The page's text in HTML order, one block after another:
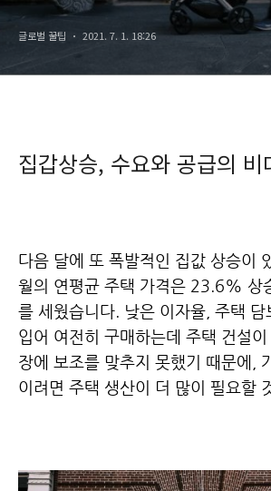
글로벌 꿀팁 2021. 7. 1. 18:26
집갑상승, 수요와 공급의 비
다음 달에 또 폭발적인 집값 상승이
월의 연평균 주택 가격은 23.6% 상
를 세웠습니다. 낮은 이자율, 주택 담
입어 여전히 구매하는데 주택 건설
장에 보조를 맞추지 못했기 때문에,
이려면 주택 생산이 더 많이 필요할